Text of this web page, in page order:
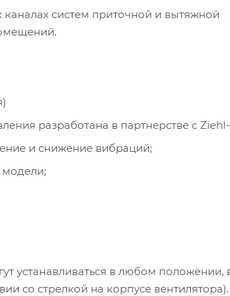
систем приточной и вытяжной
разработана в партнерстве с
и снижение вибраций;
устанавливаться в любом положении,
со стрелкой на корпусе вентилятора).